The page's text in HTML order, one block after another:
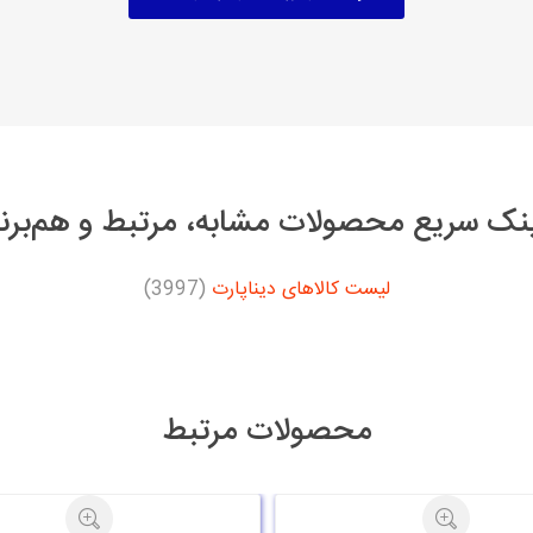
سریع محصولات مشابه، مرتبط و
لیست کالاهای دیناپارت (3997)
محصولات مرتبط